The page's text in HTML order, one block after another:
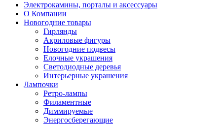
Электрокамины, порталы и аксессуары
О Компании
Новогодние товары
Гирлянды
Акриловые фигуры
Новогодние подвесы
Елочные украшения
Светодиодные деревья
Интерьерные украшения
Лампочки
Ретро-лампы
Филаментные
Диммируемые
Энергосберегающие